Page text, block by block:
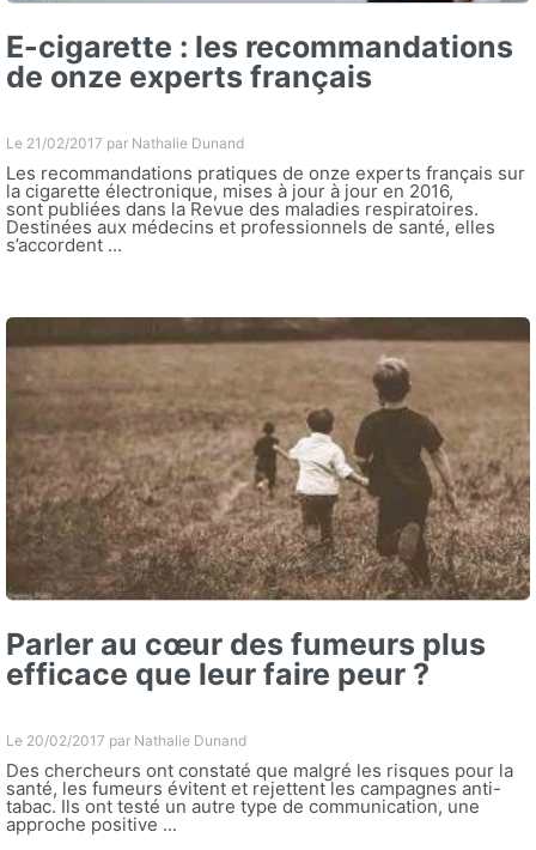
E-cigarette : les recommandations
de onze experts français
Le 21/02/2017 par Nathalie Dunand
Les recommandations pratiques de onze experts français sur
la cigarette électronique, mises à jour à jour en 2016,
sont publiées dans la Revue des maladies respiratoires.
Destinées aux médecins et professionnels de santé, elles
s’accordent ...
Parler au cœur des fumeurs plus
efficace que leur faire peur ?
Le 20/02/2017 par Nathalie Dunand
Des chercheurs ont constaté que malgré les risques pour la
santé, les fumeurs évitent et rejettent les campagnes anti-
tabac. Ils ont testé un autre type de communication, une
approche positive ...